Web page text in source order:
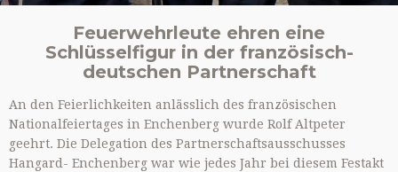
Feuerwehrleute ehren eine
Schlüsselfigur in der französisch-
deutschen Partnerschaft
An den Feierlichkeiten anlässlich des französischen
Nationalfeiertages in Enchenberg wurde Rolf Altpeter
geehrt. Die Delegation des Partnerschaftsausschusses
Hangard- Enchenberg war wie jedes Jahr bei diesem Festakt